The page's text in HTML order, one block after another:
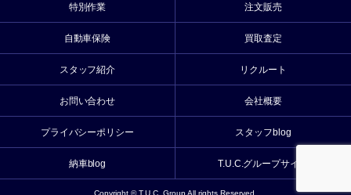
特別作業 注文販売
自動車保険 買取査定
スタッフ紹介 リクルート
お問い合わせ 会社概要
プライバシーポリシー スタッフblog
納車blog T.U.C.グループサイト
Copyright © T.U.C. Group All rights Reserved.